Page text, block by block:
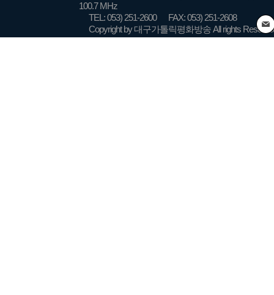
100.7 MHz
TEL: 053) 251-2600
FAX: 053) 251-2608
Copyright by 대구가톨릭평화방송 All rights